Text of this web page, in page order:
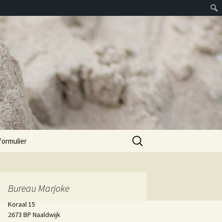
Zoeken
naar:
Bureau Marjoke
Koraal 15
2673 BP Naaldwijk